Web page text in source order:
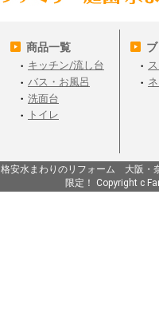
商品一覧
キッチン/流し台
バス・お風呂
洗面台
トイレ
格安水まわりのリフォーム 大阪・
限定！ Copyright c